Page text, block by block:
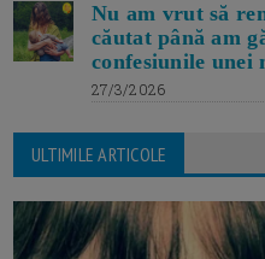
Nu am vrut să
căutat până am
confesiunile unei
27/3/2026
ULTIMILE ARTICOLE